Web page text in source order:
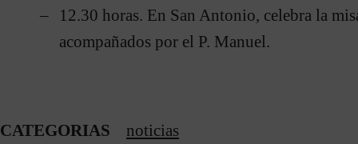
12.30 horas. En San Antonio, celebra la
acompañados por el P. Manuel.
CATEGORIAS noticias